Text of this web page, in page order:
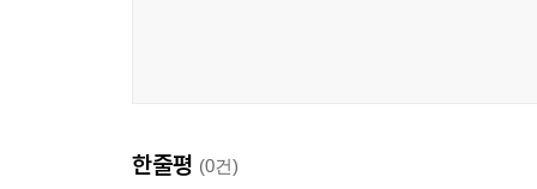
한줄평 (0건)